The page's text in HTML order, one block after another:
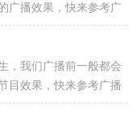
广播效果，快来参考广
小学平安...
，我们广播前一般都会
目效果，快来参考广播
广播稿范...